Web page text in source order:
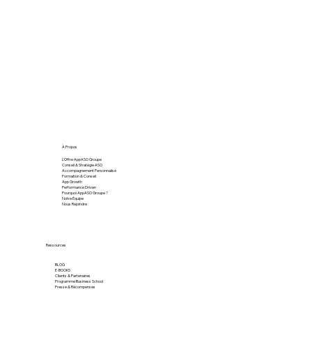
Ressources
BLOG
E-BOOKS
Clients & Partenaires
Programme Business School
Presse & Récompenses
À Propos
L'Offre AppASO Groupe
Conseil & Stratégie ASO
Accompagnement Personnalisé
Formation & Conseil
App Growth
Performance Driven
Pourquoi AppASO Groupe ?
Notre Équipe
Nous Rejoindre